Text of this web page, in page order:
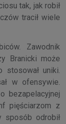
tak, jak robił
tracił wiele
Zawodnik
Branicki może
stosował uniki.
w ofensywie.
bezapelacyjnej
pięściarzom z
sposób odrobił